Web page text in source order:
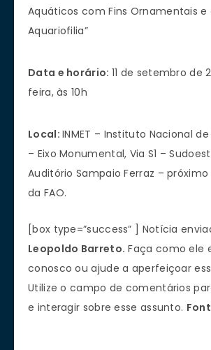
Aquáticos com Fins Ornamentais e
Aquariofilia”
Data e horário: 11 de setembro de
feira, às 10h
Local:INMET – Instituto Nacional
– Eixo Monumental, Via S1 –
Auditório Sampaio Ferraz –
da FAO.
[box type=”success” ] Notícia
Leopoldo Barreto. Faça como ele
conosco ou ajude a aperfeiçoar
Utilize o campo de comentários
e interagir sobre esse assunto.